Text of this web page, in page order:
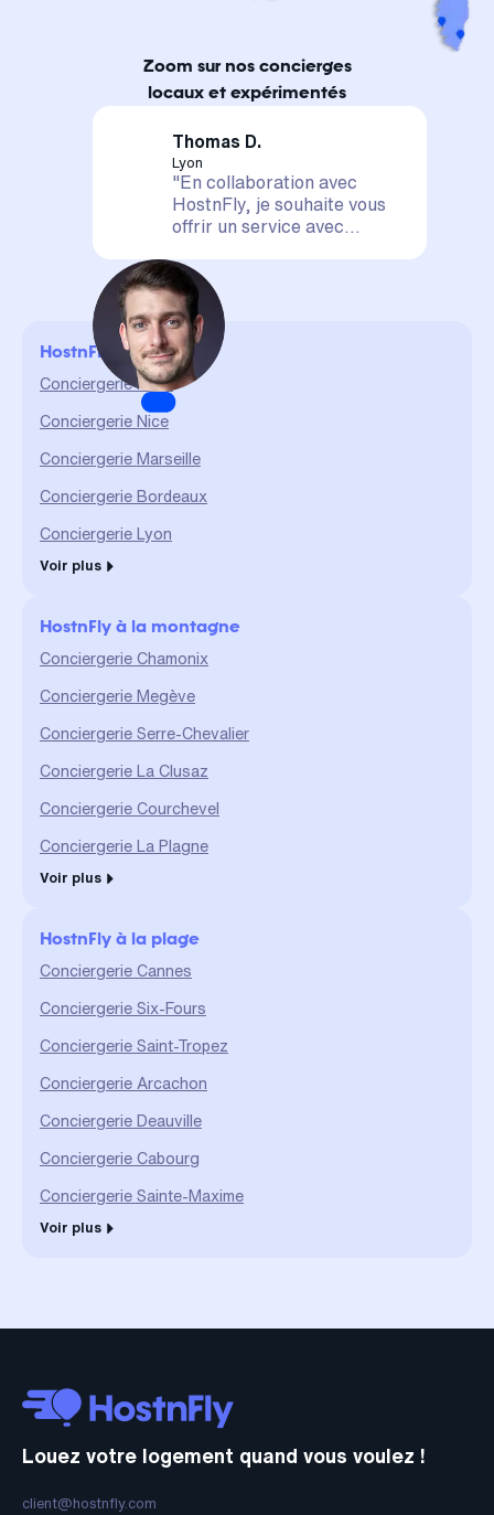
Zoom sur nos concierges
locaux et expérimentés
Thomas D.
Lyon
"En collaboration avec
HostnFly, je souhaite vous
offrir un service avec
logement est entre de
bonnes mains, il sera mis en
valeur et géré de A à Z. La
confiance et le partage sont
des valeurs qui me sont
chères et qui me permettent
d'assurer un service durable
HostnFly en ville
Conciergerie Paris
Conciergerie Nice
Conciergerie Marseille
Conciergerie Bordeaux
Conciergerie Lyon
Voir plus
HostnFly à la montagne
Conciergerie Chamonix
Conciergerie Megève
Conciergerie Serre-Chevalier
Conciergerie La Clusaz
Conciergerie Courchevel
Conciergerie La Plagne
Voir plus
HostnFly à la plage
Conciergerie Cannes
Conciergerie Six-Fours
Conciergerie Saint-Tropez
Conciergerie Arcachon
Conciergerie Deauville
Conciergerie Cabourg
Conciergerie Sainte-Maxime
Voir plus
Louez votre logement quand vous voulez !
client@hostnfly.com